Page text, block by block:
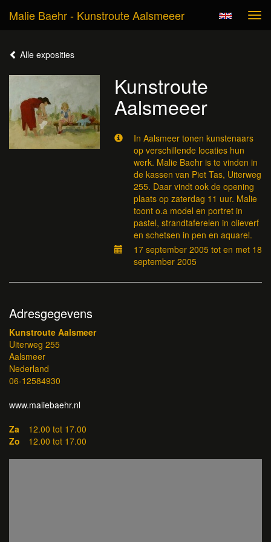
Malie Baehr - Kunstroute Aalsmeeer
Alle exposities
Kunstroute
Aalsmeeer
In Aalsmeer tonen kunstenaars
op verschillende locaties hun
werk. Malie Baehr is te vinden in
de kassen van Piet Tas, Uiterweg
255. Daar vindt ook de opening
plaats op zaterdag 11 uur. Malie
toont o.a model en portret in
pastel, strandtaferelen in olieverf
en schetsen in pen en aquarel.
17 september 2005 tot en met 18
september 2005
Adresgegevens
Kunstroute Aalsmeer
Uiterweg 255
Aalsmeer
Nederland
06-12584930
www.maliebaehr.nl
Za
12.00 tot 17.00
Zo
12.00 tot 17.00